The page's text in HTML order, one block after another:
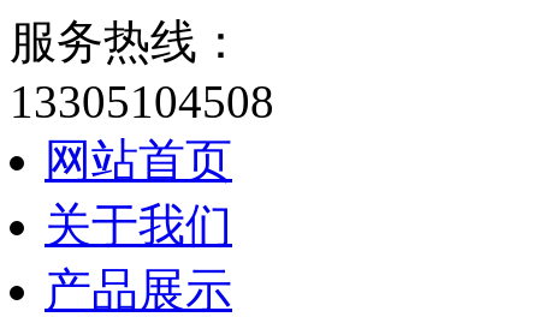
服务热线：
13305104508
网站首页
关于我们
产品展示